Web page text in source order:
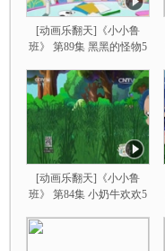
[动画乐翻天]《小小鲁
班》 第89集 黑黑的怪物5
[动画乐翻天]《小小鲁
班》 第84集 小奶牛欢欢5